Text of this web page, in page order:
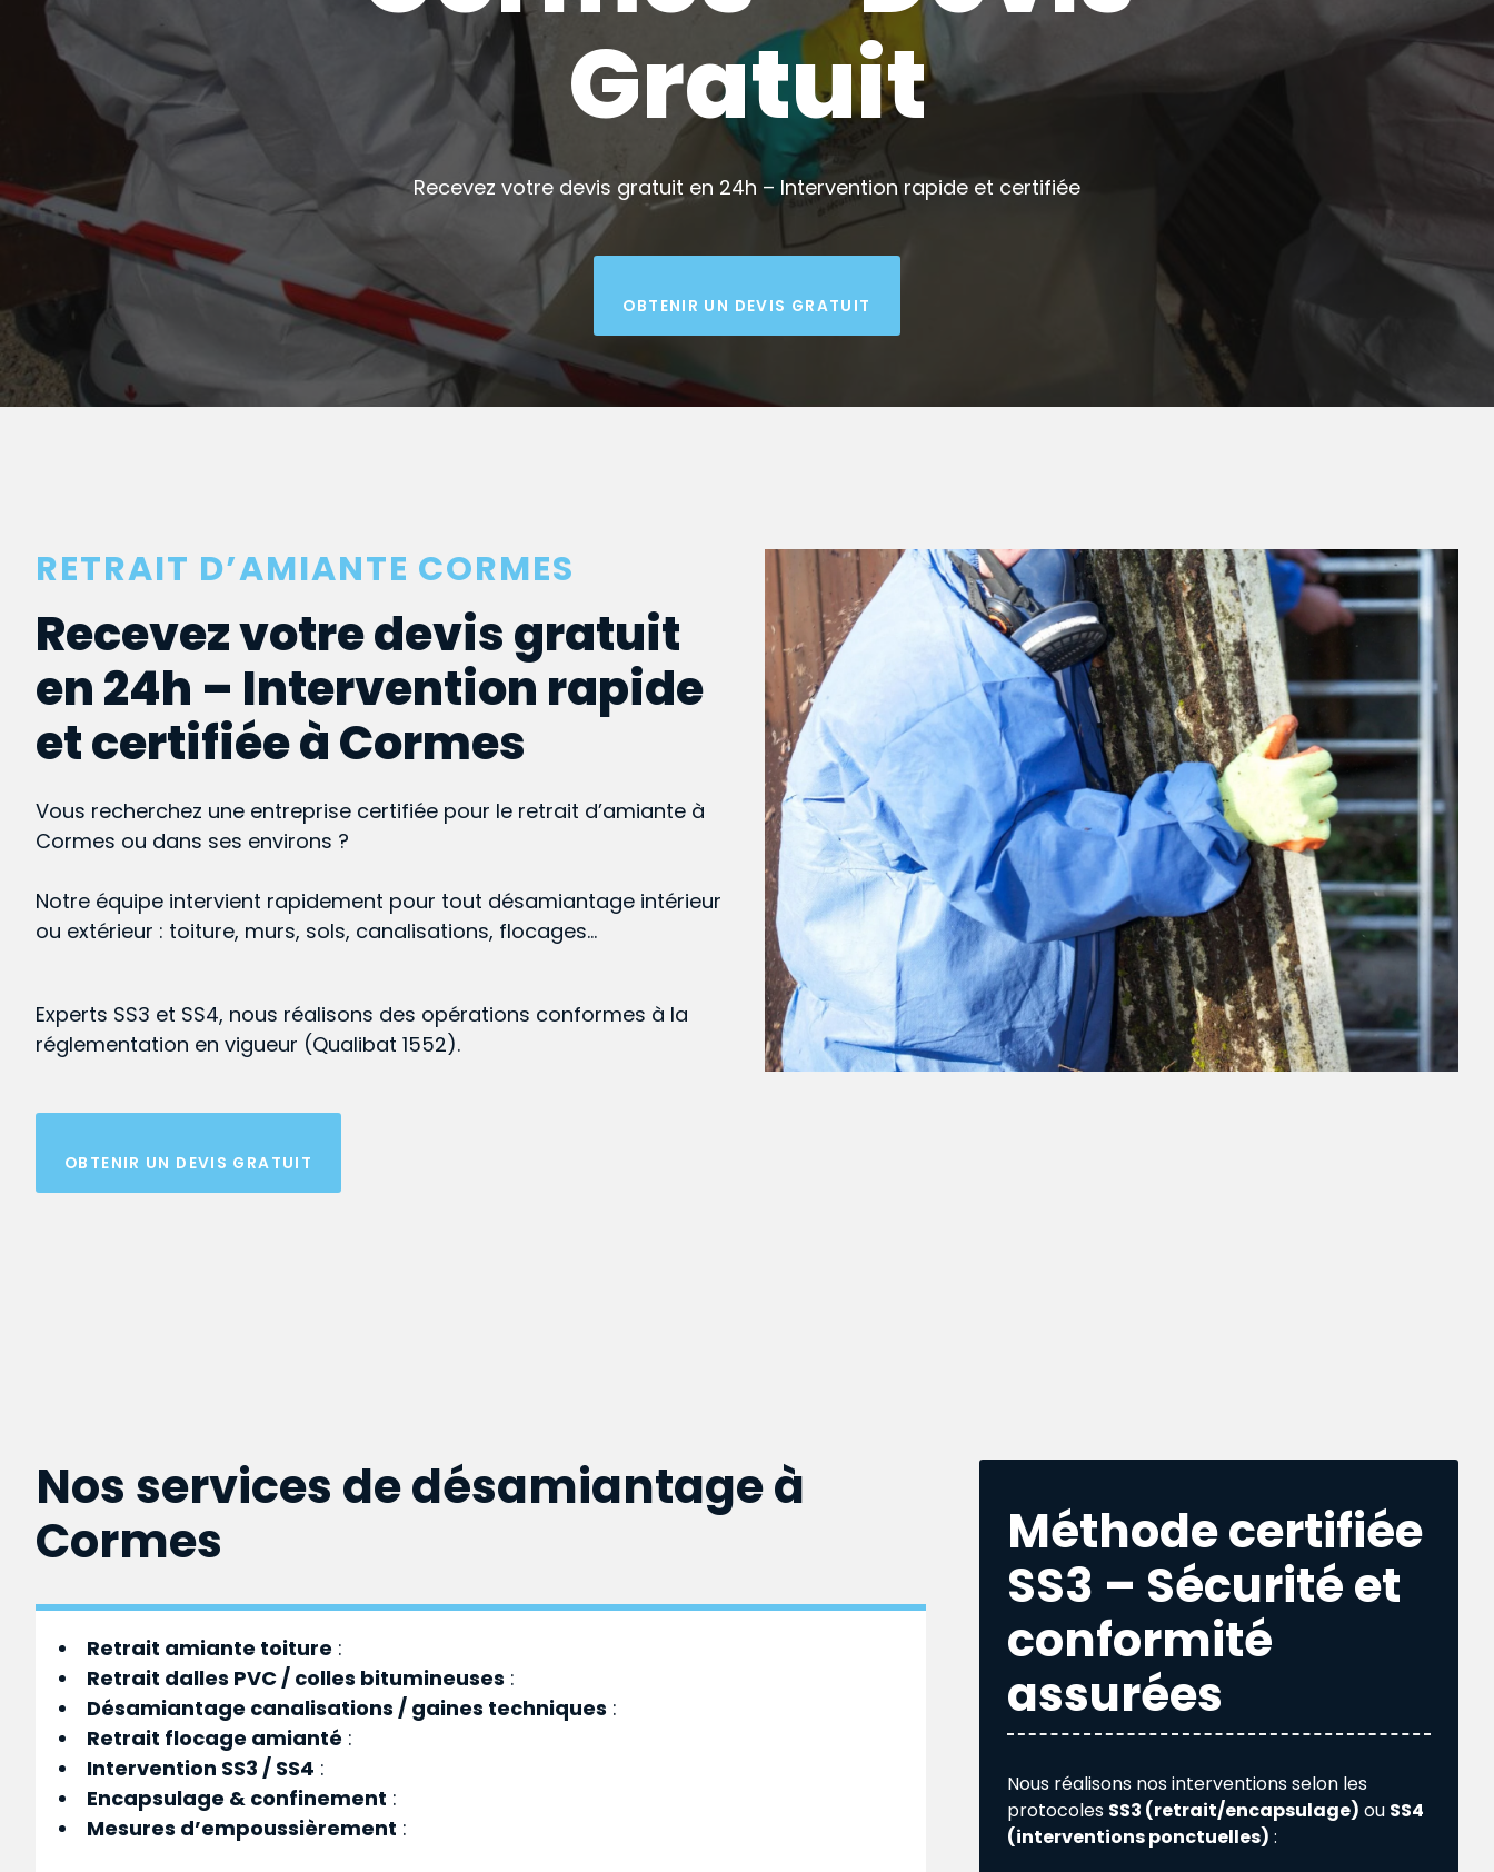
Gratuit
Recevez votre devis gratuit en 24h – Intervention rapide et certifiée
OBTENIR UN DEVIS GRATUIT
RETRAIT D’AMIANTE CORMES
Recevez votre devis gratuit
en 24h – Intervention rapide
et certifiée à Cormes
Vous recherchez une entreprise certifiée pour le retrait d’amiante à
Cormes ou dans ses environs ?
Notre équipe intervient rapidement pour tout désamiantage intérieur
ou extérieur : toiture, murs, sols, canalisations, flocages…
Experts SS3 et SS4, nous réalisons des opérations conformes à la
réglementation en vigueur (Qualibat 1552).
OBTENIR UN DEVIS GRATUIT
Nos services de désamiantage à
Cormes
Retrait amiante toiture :
Retrait dalles PVC / colles bitumineuses :
Désamiantage canalisations / gaines techniques :
Retrait flocage amianté :
Intervention SS3 / SS4 :
Encapsulage & confinement :
Mesures d’empoussièrement :
Méthode certifiée
SS3 – Sécurité et
conformité
assurées
Nous réalisons nos interventions selon les
protocoles SS3 (retrait/encapsulage) ou SS4
(interventions ponctuelles) :